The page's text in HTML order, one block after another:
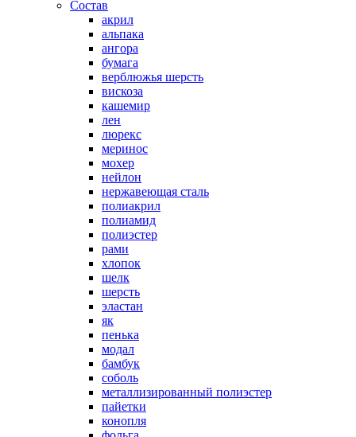
Состав
акрил
альпака
ангора
бумага
верблюжья шерсть
вискоза
кашемир
лен
люрекс
меринос
мохер
нейлон
нержавеющая сталь
полиакрил
полиамид
полиэстер
рами
хлопок
шелк
шерсть
эластан
як
пенька
модал
бамбук
соболь
металлизированный полиэстер
пайетки
конопля